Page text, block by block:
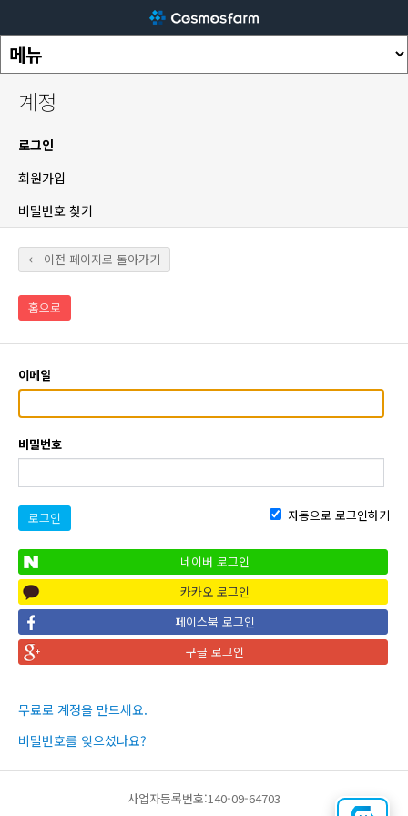
계정
로그인
회원가입
비밀번호 찾기
← 이전 페이지로 돌아가기
홈으로
이메일
비밀번호
로그인 자동으로 로그인하기
네이버 로그인
카카오 로그인
페이스북 로그인
구글 로그인
무료로 계정을 만드세요.
비밀번호를 잊으셨나요?
사업자등록번호:140-09-64703